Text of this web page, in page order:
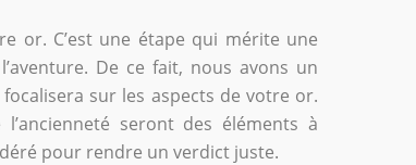
or. C’est une étape qui mérite une
De ce fait, nous avons un
sur les aspects de votre or.
seront des éléments à
pour rendre un verdict juste.